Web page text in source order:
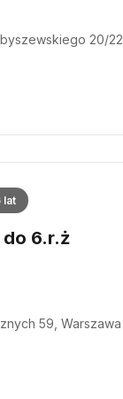
20/22,
lat
6.r.ż
59, Warszawa